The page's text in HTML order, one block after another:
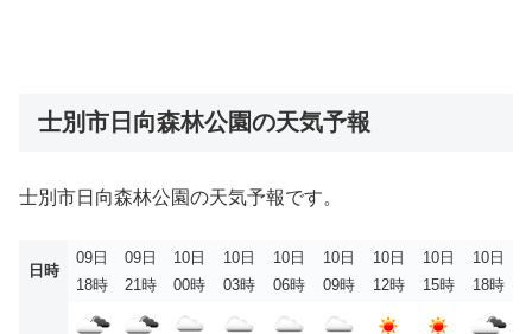
士別市日向森林公園の天気予報
士別市日向森林公園の天気予報です。
日時
09日
18時
09日
21時
10日
00時
10日
03時
10日
06時
10日
09時
10日
12時
10日
15時
10日
18時